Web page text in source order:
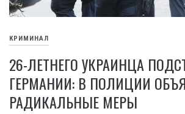
КРИМИНАЛ
26-ЛЕТНЕГО УКРАИНЦА
ГЕРМАНИИ: В ПОЛИЦИИ
РАДИКАЛЬНЫЕ МЕРЫ